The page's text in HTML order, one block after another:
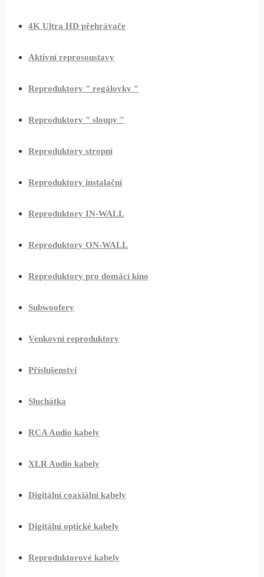
4K Ultra HD přehrávače
Aktívní reprosoustavy
Reproduktory " regálovky "
Reproduktory " sloupy "
Reproduktory stropní
Reproduktory instalační
Reproduktory IN-WALL
Reproduktory ON-WALL
Reproduktory pro domácí kino
Subwoofery
Venkovní reproduktory
Příslušenství
Sluchátka
RCA Audio kabely
XLR Audio kabely
Digitální coaxiální kabely
Digitální optické kabely
Reproduktorové kabely